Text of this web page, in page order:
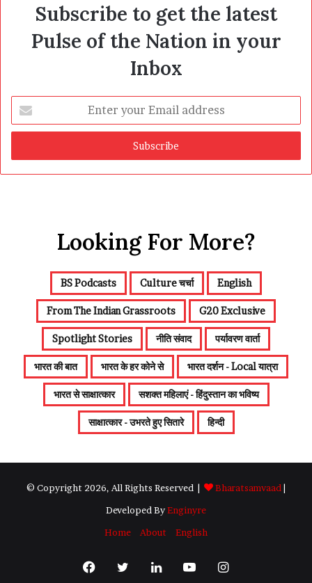
Subscribe to get the latest
Pulse of the Nation in your
Inbox
your
Email
Looking For More?
BS Podcasts Culture चर्चा English
From The Indian Grassroots G20 Exclusive
Spotlight Stories नीति संवाद पर्यावरण वार्ता
भारत की बात भारत के हर कोने से भारत दर्शन - Local यात्रा
भारत से साक्षात्कार सशक्त महिलाएं - हिंदुस्तान का भविष्य
साक्षात्कार - उभरते हुए सितारे हिन्दी
© Copyright 2026, All Rights Reserved | Bharatsamvaad |
Developed ByEnginyre
Home
About English
FacebookTwitterLinkedInYouTubeInstagram